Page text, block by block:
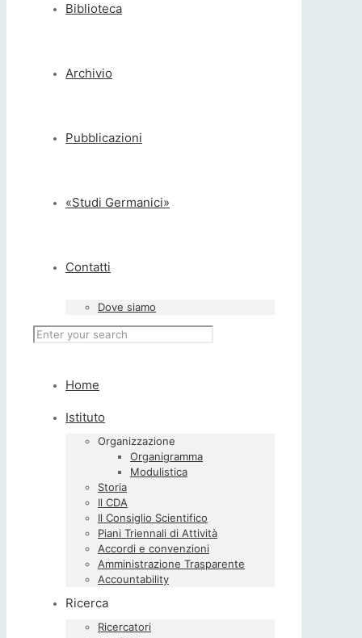
Biblioteca
Archivio
Pubblicazioni
«Studi Germanici»
Contatti
Dove siamo
Home
Istituto
Organizzazione
Organigramma
Modulistica
Storia
Il CDA
Il Consiglio Scientifico
Piani Triennali di Attività
Accordi e convenzioni
Amministrazione Trasparente
Accountability
Ricerca
Ricercatori